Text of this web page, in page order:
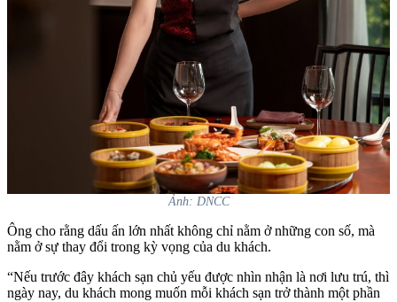
Ảnh: DNCC
Ông cho rằng dấu ấn lớn nhất không chỉ nằm ở những con số, mà
nằm ở sự thay đổi trong kỳ vọng của du khách.
“Nếu trước đây khách sạn chủ yếu được nhìn nhận là nơi lưu trú, thì
ngày nay, du khách mong muốn mỗi khách sạn trở thành một phần